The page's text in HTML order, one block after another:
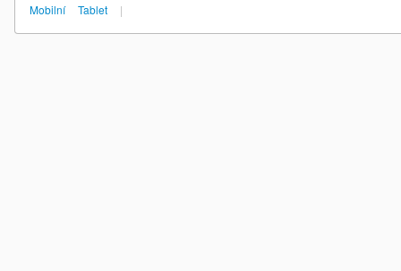
Mobilní
Tablet |